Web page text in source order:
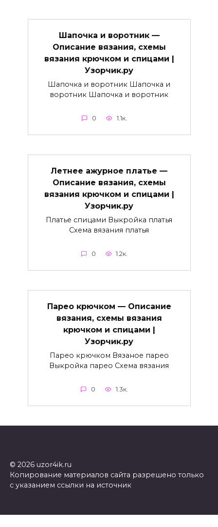
Шапочка и воротник —
Описание вязания, схемы
вязания крючком и спицами |
Узорчик.ру
Шапочка и воротник Шапочка и
воротник Шапочка и воротник
0 1.1к.
Летнее ажурное платье —
Описание вязания, схемы
вязания крючком и спицами |
Узорчик.ру
Платье спицами Выкройка платья
Схема вязания платья
0 1.2к.
Парео крючком — Описание
вязания, схемы вязания
крючком и спицами |
Узорчик.ру
Парео крючком Вязаное парео
Выкройка парео Схема вязания
0 1.3к.
© 2026 uzor4ik.ru
Копирование материалов сайта разрешено только
с указанием ссылки на источник